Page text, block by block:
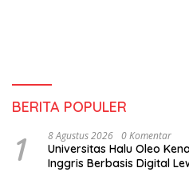
BERITA POPULER
1 8 Agustus 2026 0 Komentar
Universitas Halu Oleo
Inggris Berbasis Digital